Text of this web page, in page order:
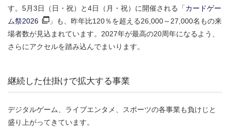
す。5月3日（日・祝）と4日（月・祝）に開催される「カードゲー
ム祭2026
」も、昨年比120％を超える26,000～27,000名もの来
場者数が見込まれています。2027年が最高の20周年になるよう、
さらにアクセルを踏み込んでまいります。
継続した仕掛けで拡大する事業
デジタルゲーム、ライブエンタメ、スポーツの各事業も負けじと
盛り上がってきています。